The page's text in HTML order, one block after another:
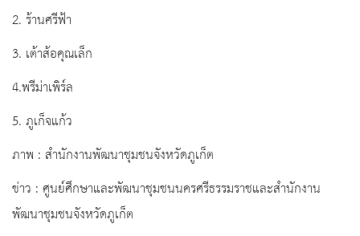
2. ร้านศรีฟ้า
3. เต้าส้อคุณเล็ก
4.พรีม่าเพิร์ล
5. ภูเก็จแก้ว
ภาพ : สำนักงานพัฒนาชุมชนจังหวัดภูเก็ต
ข่าว : ศูนย์ศึกษาและพัฒนาชุมชนนครศรีธรรมราชและสำนักงาน
พัฒนาชุมชนจังหวัดภูเก็ต